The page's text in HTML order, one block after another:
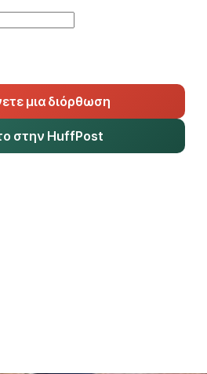
μια διόρθωση
στην HuffPost